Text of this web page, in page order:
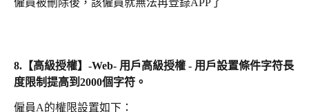
僱員被刪除後，該僱員就無法再登錄APP了
8. 【高級授權】-Web- 用戶高級授權 - 用戶設置條件字符長
度限制提高到2000個字符。
僱員A的權限設置如下：